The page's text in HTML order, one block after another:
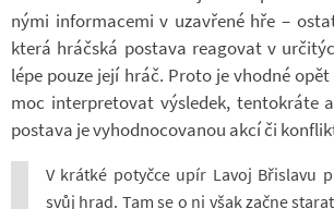
nými in­for­ma­cemi v uza­vřené hře –
která hráč­ská po­stava re­a­go­vat v
lépe pouze její hráč. Proto je vhodné
moc in­ter­pre­to­vat vý­sle­dek, ten­to­kráte
po­stava je vy­hod­no­co­va­nou akcí či
V krátké po­tyčce upír Lavoj Bři­slavu
svůj hrad. Tam se o ni však začne